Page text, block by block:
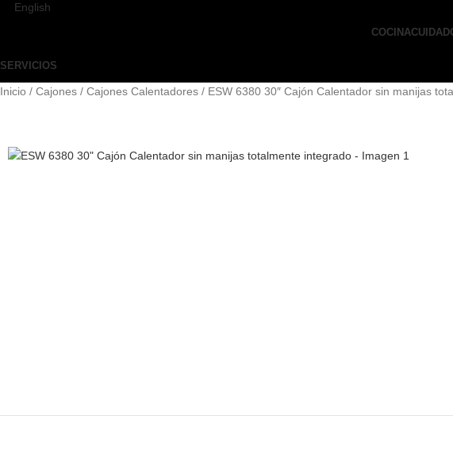
English
COCINA
SERVICIOS
Inicio Cajones Cajones Calentadores ESW 6380 30″ Cajón Calentador sin manijas